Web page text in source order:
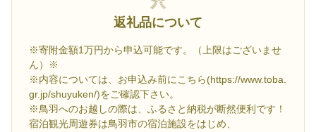
返礼品について
※寄附金額1万円から申込可能です。（上限はございませ
ん）※
※内容については、お申込み前にこちら(https://www.toba.
gr.jp/shuyuken/)をご確認下さい。
※鳥羽へのお越しの際は、ふるさと納税が断然便利です！
宿泊観光周遊券は鳥羽市の宿泊施設をはじめ、